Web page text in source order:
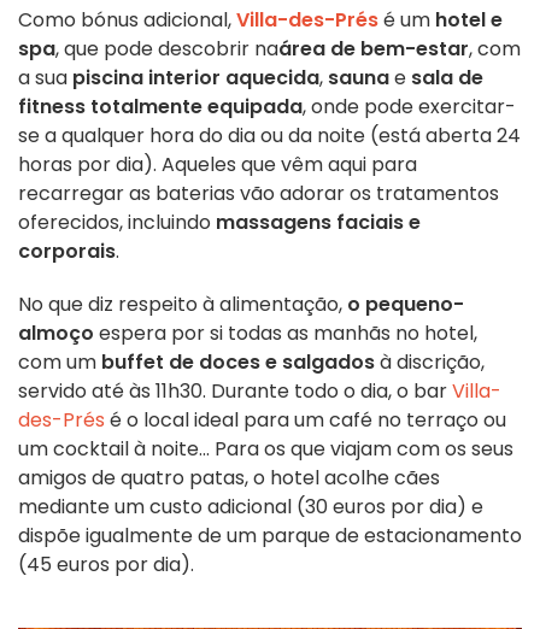
Como bónus adicional,Villa-des-Présé um hotel e
spa, que pode descobrir naárea de bem-estar, com
a sua piscina interior aquecida, saunae sala de
fitness totalmente equipada, onde pode exercitar-
se a qualquer hora do dia ou da noite (está aberta 24
horas por dia). Aqueles que vêm aqui para
recarregar as baterias vão adorar os tratamentos
oferecidos, incluindo massagens faciais e
corporais.
No que diz respeito à alimentação, o pequeno-
almoço espera por si todas as manhãs no hotel,
com um buffet de doces e salgadosà discrição,
servido até às 11h30. Durante todo o dia, o barVilla-
des-Prés é o local ideal para um café no terraço ou
um cocktail à noite... Para os que viajam com os seus
amigos de quatro patas, o hotel acolhe cães
mediante um custo adicional (30 euros por dia) e
dispõe igualmente de um parque de estacionamento
(45 euros por dia).